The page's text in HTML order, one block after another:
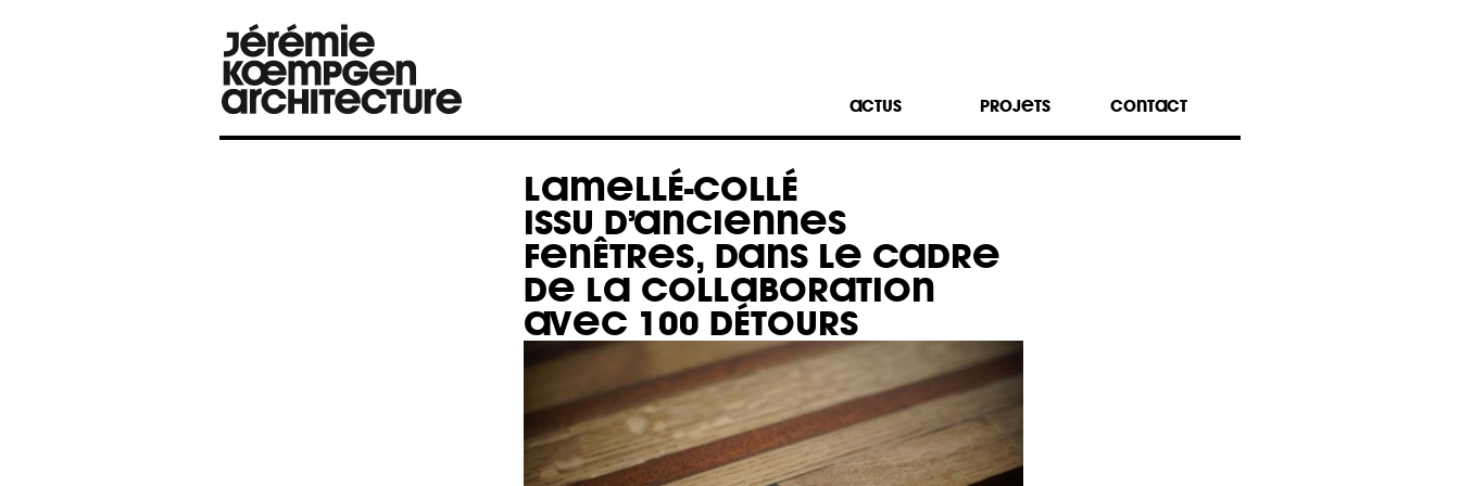
ACTUS PROJETS CONTACT
LAMELLÉ-COLLÉ
ISSU D’ANCIENNES
FENÊTRES, DANS LE CADRE
DE LA COLLABORATION
AVEC 100 DÉTOURS